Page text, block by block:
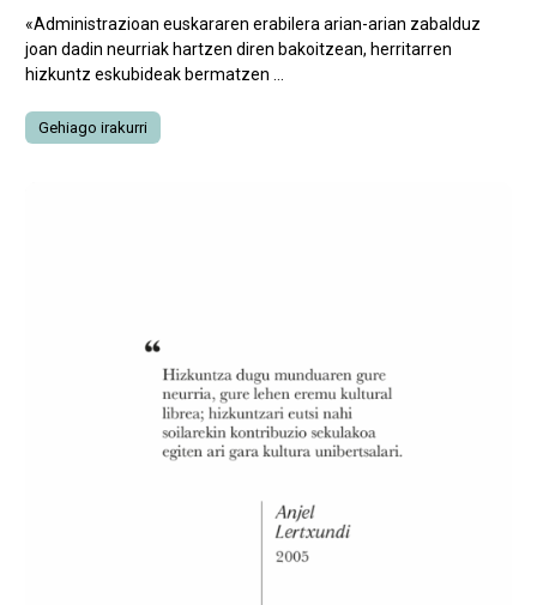
«Administrazioan euskararen erabilera arian-arian zabalduz
joan dadin neurriak hartzen diren bakoitzean, herritarren
hizkuntz eskubideak bermatzen ...
Gehiago irakurri